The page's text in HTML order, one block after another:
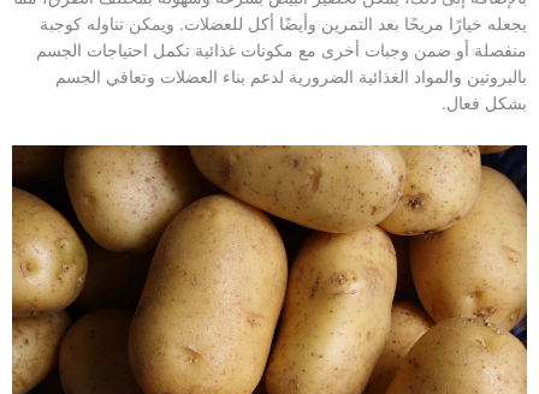
يجعله خيارًا مريحًا بعد التمرين وأيضًا أكل للعضلات. ويمكن تناوله كوجبة
منفصلة أو ضمن وجبات أخرى مع مكونات غذائية تكمل احتياجات الجسم
بالبروتين والمواد الغذائية الضرورية لدعم بناء العضلات وتعافي الجسم
بشكل فعال.